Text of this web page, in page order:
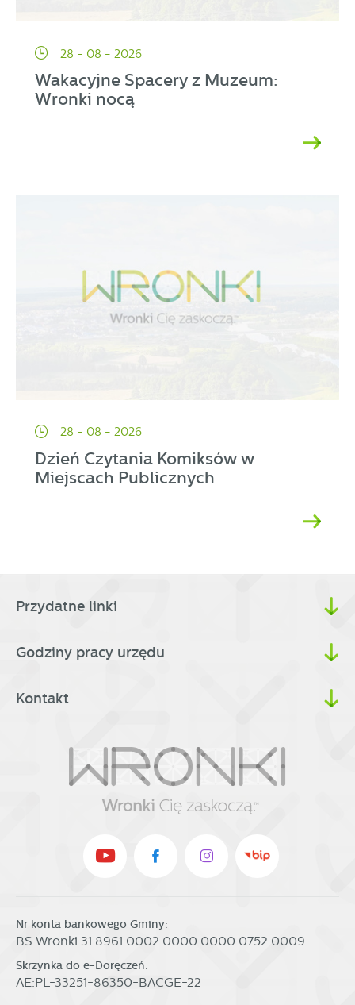
28 - 08 - 2026
Wakacyjne Spacery z Muzeum:
Wronki nocą
28 - 08 - 2026
Dzień Czytania Komiksów w
Miejscach Publicznych
Przydatne linki
Godziny pracy urzędu
Kontakt
Nr konta bankowego Gminy:
BS Wronki 31 8961 0002 0000 0000 0752 0009
Skrzynka do e-Doręczeń:
AE:PL-33251-86350-BACGE-22